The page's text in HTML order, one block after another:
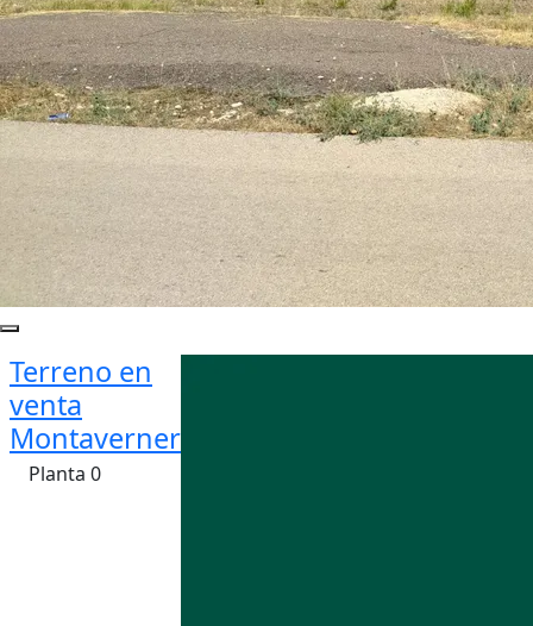
Terreno en
venta
Montaverner
Planta 0